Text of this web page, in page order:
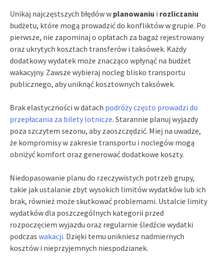
Unikaj najczęstszych błędów w planowaniu i rozliczaniu
budżetu, które mogą prowadzić do konfliktów w grupie. Po
pierwsze, nie zapominaj o opłatach za bagaż rejestrowany
oraz ukrytych kosztach transferów i taksówek. Każdy
dodatkowy wydatek może znacząco wpłynąć na budżet
wakacyjny. Zawsze wybieraj nocleg blisko transportu
publicznego, aby uniknąć kosztownych taksówek.
Brak elastyczności w datach podróży często prowadzi do
przepłacania za bilety lotnicze. Starannie planuj wyjazdy
poza szczytem sezonu, aby zaoszczędzić. Miej na uwadze,
że kompromisy w zakresie transportu i noclegów mogą
obniżyć komfort oraz generować dodatkowe koszty.
Niedopasowanie planu do rzeczywistych potrzeb grupy,
takie jak ustalanie zbyt wysokich limitów wydatków lub ich
brak, również może skutkować problemami. Ustalcie limity
wydatków dla poszczególnych kategorii przed
rozpoczęciem wyjazdu oraz regularnie śledźcie wydatki
podczas wakacji. Dzięki temu unikniesz nadmiernych
kosztów i nieprzyjemnych niespodzianek.